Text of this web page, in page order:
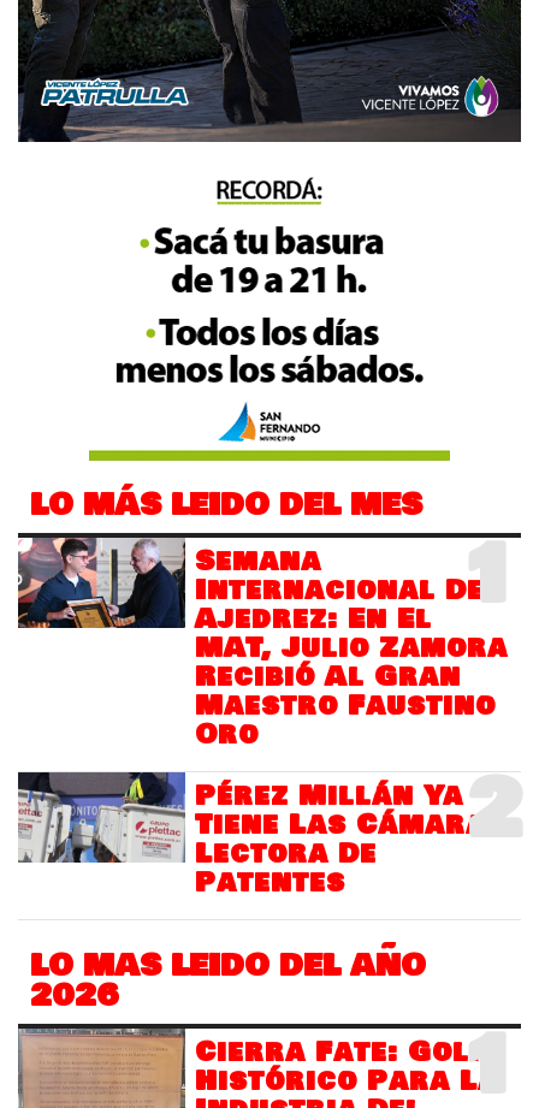
LO MÁS LEIDO DEL MES
1
Semana
Internacional Del
Ajedrez: En El
MAT, Julio Zamora
Recibió Al Gran
Maestro Faustino
Oro
2
Pérez Millán Ya
Tiene Las Cámaras
Lectora De
Patentes
LO MAS LEIDO DEL AÑO
2026
1
Cierra Fate: Golpe
Histórico Para La